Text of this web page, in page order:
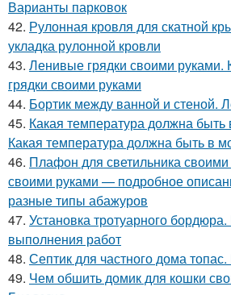
Варианты парковок
42. Рулонная кровля для скатной
укладка рулонной кровли
43. Ленивые грядки своими руками.
грядки своими руками
44. Бортик между ванной и стеной.
45. Какая температура должна быть
Какая температура должна быть в
46. Плафон для светильника
своими руками — подробное
разные типы абажуров
47. Установка тротуарного
выполнения работ
48. Септик для частного дома
49. Чем обшить домик для кошки